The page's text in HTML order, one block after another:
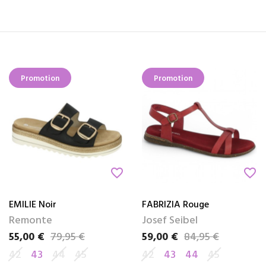
Promotion
favorite_border
EMILIE Noir
Remonte
Prix
55,00 €
Prix de base79,95 €
42
43 44 45
Promotion
favorite_border
FABRIZIA Rouge
Josef Seibel
Prix
59,00 €
Prix de base84,95 €
42
43 44 45